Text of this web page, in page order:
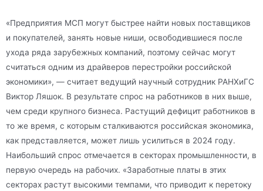
«Предприятия МСП могут быстрее найти новых поставщиков
и покупателей, занять новые ниши, освободившиеся после
ухода ряда зарубежных компаний, поэтому сейчас могут
считаться одним из драйверов перестройки российской
экономики», — считает ведущий научный сотрудник РАНХиГС
Виктор Ляшок. В результате спрос на работников в них выше,
чем среди крупного бизнеса. Растущий дефицит работников в
то же время, с которым сталкиваются российская экономика,
как представляется, может лишь усилиться в 2024 году.
Наибольший спрос отмечается в секторах промышленности, в
первую очередь на рабочих. «Заработные платы в этих
секторах растут высокими темпами, что приводит к перетоку